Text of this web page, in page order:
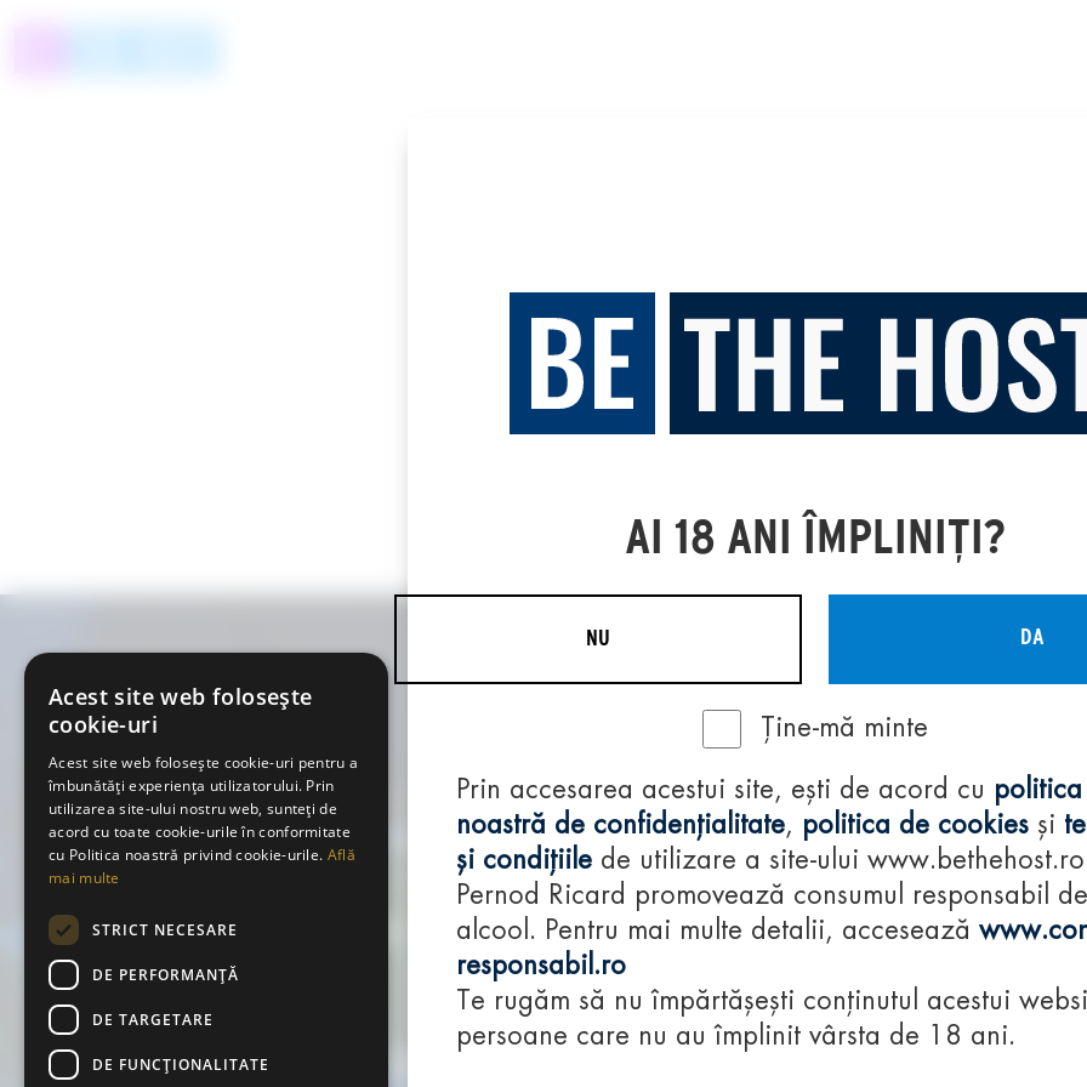
consumă-
AI 18 ANI ÎMPLINIȚI?
NU DA
Ține-mă minte
Prin accesarea acestui site, ești de acord cu politica
noastră de confidențialitate, politica de cookies și
și condițiile de utilizare a site-ului
Pernod Ricard promovează consumul responsabil de
alcool. Pentru mai multe detalii, accesează
responsabil.ro
Te rugăm să nu împărtășești conținutul acestui
persoane care nu au împlinit vârsta de 18 ani.
Acest site web folosește
cookie-uri
Acest site web folosește cookie-uri pentru a
îmbunătăți experiența utilizatorului. Prin
utilizarea site-ului nostru web, sunteți de
acord cu toate cookie-urile în conformitate
cu Politica noastră privind cookie-urile. Află
mai multe
STRICT NECESARE
DE PERFORMANȚĂ
DE TARGETARE
DE FUNCŢIONALITATE